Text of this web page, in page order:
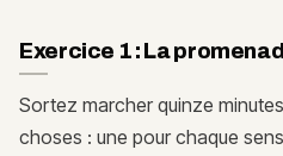
Exercice 1 : La
Sortez marcher quinze
choses : une pour chaque